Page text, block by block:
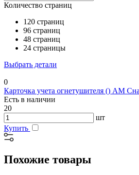
Количество страниц
120 страниц
96 страниц
48 страниц
24 страницы
Выбрать детали
0
Карточка учета огнетушителя () АМ
Есть в наличии
20
шт
Купить
Похожие товары